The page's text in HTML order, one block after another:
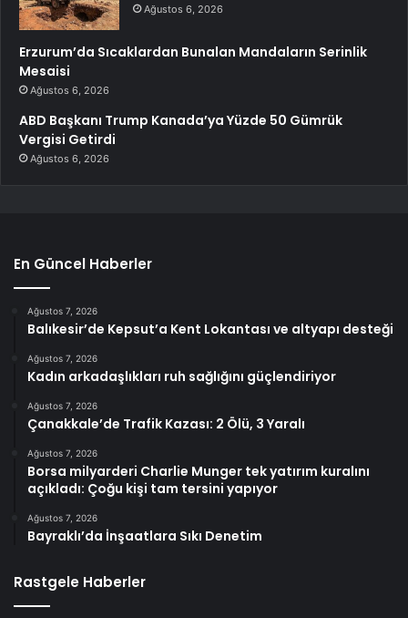
Ağustos 6, 2026
Erzurum’da Sıcaklardan Bunalan Mandaların Serinlik
Mesaisi
Ağustos 6, 2026
ABD Başkanı Trump Kanada’ya Yüzde 50 Gümrük
Vergisi Getirdi
Ağustos 6, 2026
En Güncel Haberler
Ağustos 7, 2026
Balıkesir’de Kepsut’a Kent Lokantası ve altyapı desteği
Ağustos 7, 2026
Kadın arkadaşlıkları ruh sağlığını güçlendiriyor
Ağustos 7, 2026
Çanakkale’de Trafik Kazası: 2 Ölü, 3 Yaralı
Ağustos 7, 2026
Borsa milyarderi Charlie Munger tek yatırım kuralını
açıkladı: Çoğu kişi tam tersini yapıyor
Ağustos 7, 2026
Bayraklı’da İnşaatlara Sıkı Denetim
Rastgele Haberler